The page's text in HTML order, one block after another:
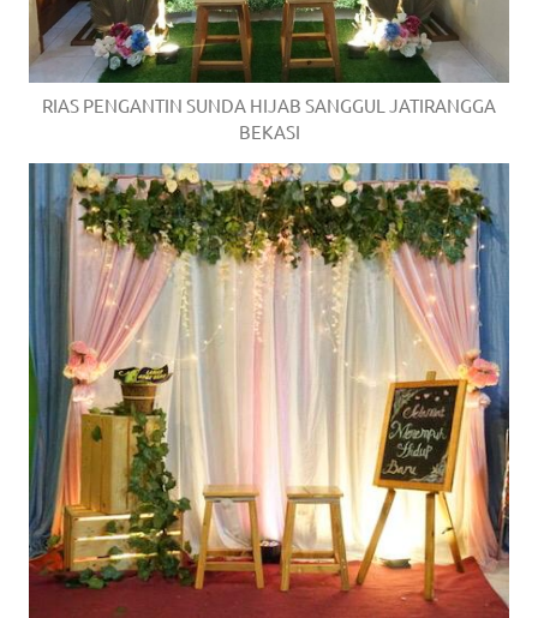
RIAS PENGANTIN SUNDA HIJAB SANGGUL JATIRANGGA
BEKASI